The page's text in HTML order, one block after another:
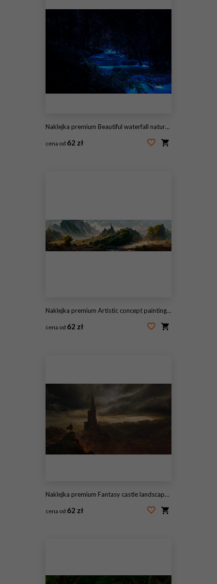
Naklejka premium Beautiful waterfall nature scenery of colorful at a night deep tropical fantasy jungle
cena od 62 zł
Naklejka premium Artistic concept painting of a beautiful sci-fi landscape, with a future thing in the background. Tender and dreamy design, background illustration.
cena od 62 zł
Naklejka premium Fantasy castle landscape - digital illustration
cena od 62 zł